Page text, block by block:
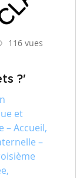
116 vues
?'
et
– Accueil,
–